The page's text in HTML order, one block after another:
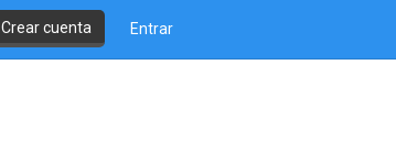
Crear cuenta Entrar